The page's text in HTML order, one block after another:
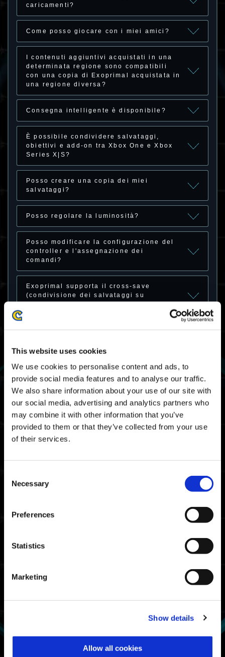
This website uses cookies
We use cookies to personalise content and ads, to
provide social media features and to analyse our traffic.
We also share information about your use of our site with
our social media, advertising and analytics partners who
may combine it with other information that you’ve
provided to them or that they’ve collected from your use
of their services.
Selection
Necessary
Preferences
Statistics
Marketing
Show details
Allow all cookies
caricamenti?
Come posso giocare con i miei amici?
I contenuti aggiuntivi acquistati in una
determinata regione sono compatibili
con una copia di Exoprimal acquistata in
una regione diversa?
Consegna intelligente è disponibile?
È possibile condividere salvataggi,
obiettivi e add-on tra Xbox One e Xbox
Series X|S?
Posso creare una copia dei miei
salvataggi?
Posso regolare la luminosità?
Posso modificare la configurazione del
controller e l'assegnazione dei
comandi?
Exoprimal supporta il cross-save
(condivisione dei salvataggi su
Posso ottenere ricompense dal pass
premium dopo il termine della stagione?
È possibile acquistare il grado premium
dei pass sopravvivenza precedenti?
sopravvivenza Stagione 1 in precedenza
e la finestra di vendita sta per aprirsi.
Devo acquistare nuovamente il grado
Xbox Game Pass.
ho effettuato l'accesso con più account
anche per l'altro, ma non riesco. Come
Non posso selezionare AVVIA